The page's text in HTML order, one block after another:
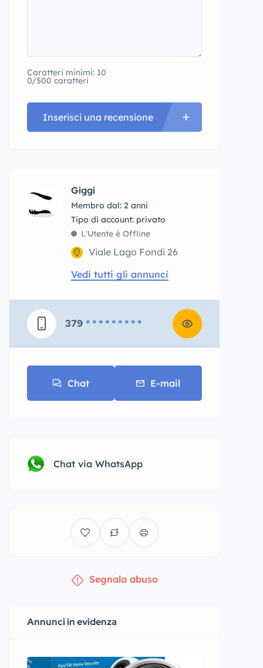
Caratteri minimi: 10
0/500 caratteri
Inserisci una recensione
Giggi
Membro dal: 2 anni
tipo di account: privato
L'Utente è Offline
Viale Lago Fondi 26
Vedi tutti gli annunci
379 * * * * * * * * *
Chat E-mail
Chat via WhatsApp
Segnala abuso
Annunci in evidenza